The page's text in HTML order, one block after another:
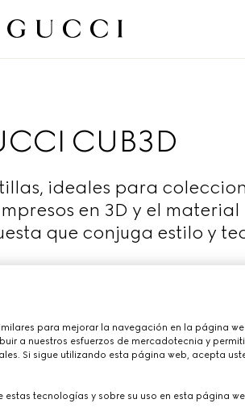
CUB3D
ideales para
en 3D y el
que conjuga estilo y
para mejorar la navegación en la página
a nuestros esfuerzos de mercadotecnia y
Si sigue utilizando esta página web, acepta
tecnologías y sobre su uso en esta página